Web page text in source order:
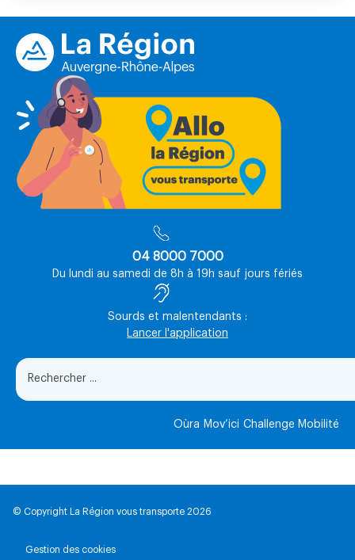
04 8000 7000
Du lundi au samedi de 8h à 19h sauf jours fériés
Sourds et malentendants :
Lancer l'application
Oùra Mov’ici Challenge Mobilité
© Copyright La Région vous transporte 2026
Gestion des cookies